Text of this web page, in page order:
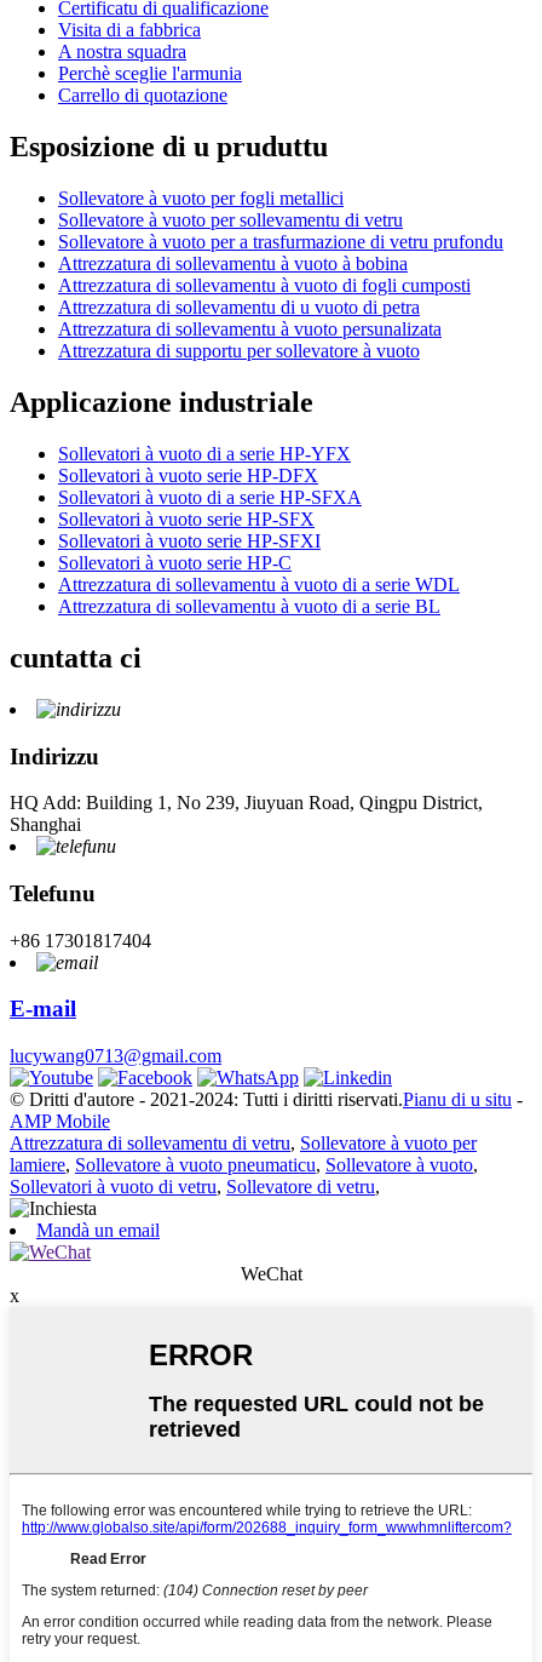
Certificatu di qualificazione
Visita di a fabbrica
A nostra squadra
Perchè sceglie l'armunia
Carrello di quotazione
Esposizione di u pruduttu
Sollevatore à vuoto per fogli metallici
Sollevatore à vuoto per sollevamentu di vetru
Sollevatore à vuoto per a trasfurmazione di vetru prufondu
Attrezzatura di sollevamentu à vuoto à bobina
Attrezzatura di sollevamentu à vuoto di fogli cumposti
Attrezzatura di sollevamentu di u vuoto di petra
Attrezzatura di sollevamentu à vuoto persunalizata
Attrezzatura di supportu per sollevatore à vuoto
Applicazione industriale
Sollevatori à vuoto di a serie HP-YFX
Sollevatori à vuoto serie HP-DFX
Sollevatori à vuoto di a serie HP-SFXA
Sollevatori à vuoto serie HP-SFX
Sollevatori à vuoto serie HP-SFXI
Sollevatori à vuoto serie HP-C
Attrezzatura di sollevamentu à vuoto di a serie WDL
Attrezzatura di sollevamentu à vuoto di a serie BL
cuntatta ci
Indirizzu
HQ Add: Building 1, No 239, Jiuyuan Road, Qingpu District,
Shanghai
Telefunu
+86 17301817404
E-mail
lucywang0713@gmail.com
© Dritti d'autore - 2021-2024: Tutti i diritti riservati.Pianu di u situ -
AMP Mobile
Attrezzatura di sollevamentu di vetru, Sollevatore à vuoto per
lamiere, Sollevatore à vuoto pneumaticu, Sollevatore à vuoto,
Sollevatori à vuoto di vetru, Sollevatore di vetru,
Mandà un email
WeChat
x